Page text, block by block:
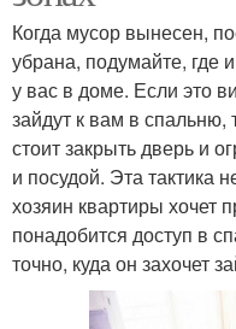
Когда мусор вынесен,
убрана, подумайте, где
у вас в доме. Если это
зайдут к вам в спальню,
стоит закрыть дверь и
и посудой. Эта тактика
хозяин квартиры хочет
понадобится доступ в
точно, куда он захочет